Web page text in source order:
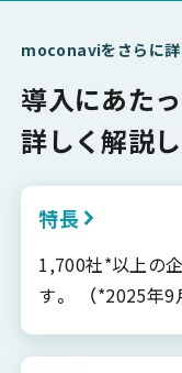
moconaviをさらに詳
導入にあた
詳しく解説
特長
1,700社*以上の
す。 （*2025年9